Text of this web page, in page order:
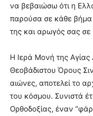
να βεβαιώσω ότι η
παρούσα σε κάθε
της και αρωγός σας σε
Η Ιερά Μονή της Αγίας
Θεοβάδιστου Όρους
αιώνες, αποτελεί το
του κόσμου. Συνιστά
Ορθοδοξίας, έναν